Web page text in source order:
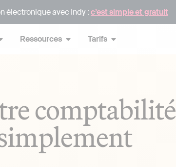
électronique avec Indy :c’est simple et gratuit
Ressources Tarifs
comptabilité